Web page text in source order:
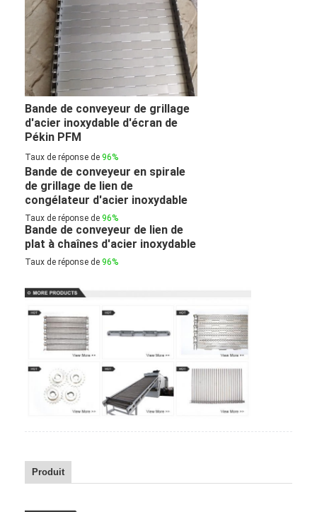
Bande de conveyeur de grillage
d'acier inoxydable d'écran de
Pékin PFM
Taux de réponse de 96%
Bande de conveyeur en spirale
de grillage de lien de
congélateur d'acier inoxydable
Taux de réponse de 96%
Bande de conveyeur de lien de
plat à chaînes d'acier inoxydable
Taux de réponse de 96%
Produit